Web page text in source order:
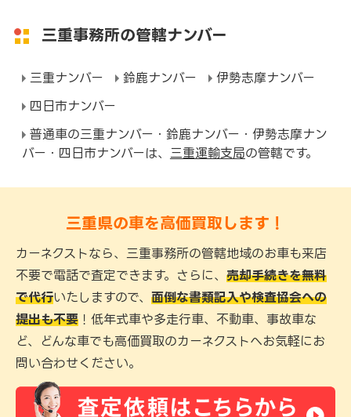
三重事務所の管轄ナンバー
三重ナンバー 鈴鹿ナンバー
伊勢志摩ナンバー
四日市ナンバー
普通車の三重ナンバー・鈴鹿ナンバー・伊勢志摩ナン
バー・四日市ナンバーは、
三重運輸支局の管轄です。
三重県の車を高価買取します！
カーネクストなら、三重事務所の管轄地域のお車も来店
不要で電話で査定できます。さらに、 売却手続きを無料
で代行いたしますので、 面倒な書類記入や検査協会への
提出も不要 ！低年式車や多走行車、不動車、事故車な
ど、どんな車でも高価買取のカーネクストへお気軽にお
問い合わせください。